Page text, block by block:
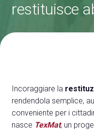
Catalogo
raggiungere la
SCOPRI COME
restituisce
Incoraggiare la
rendendola semplice,
conveniente per i
nasce TexMat, un